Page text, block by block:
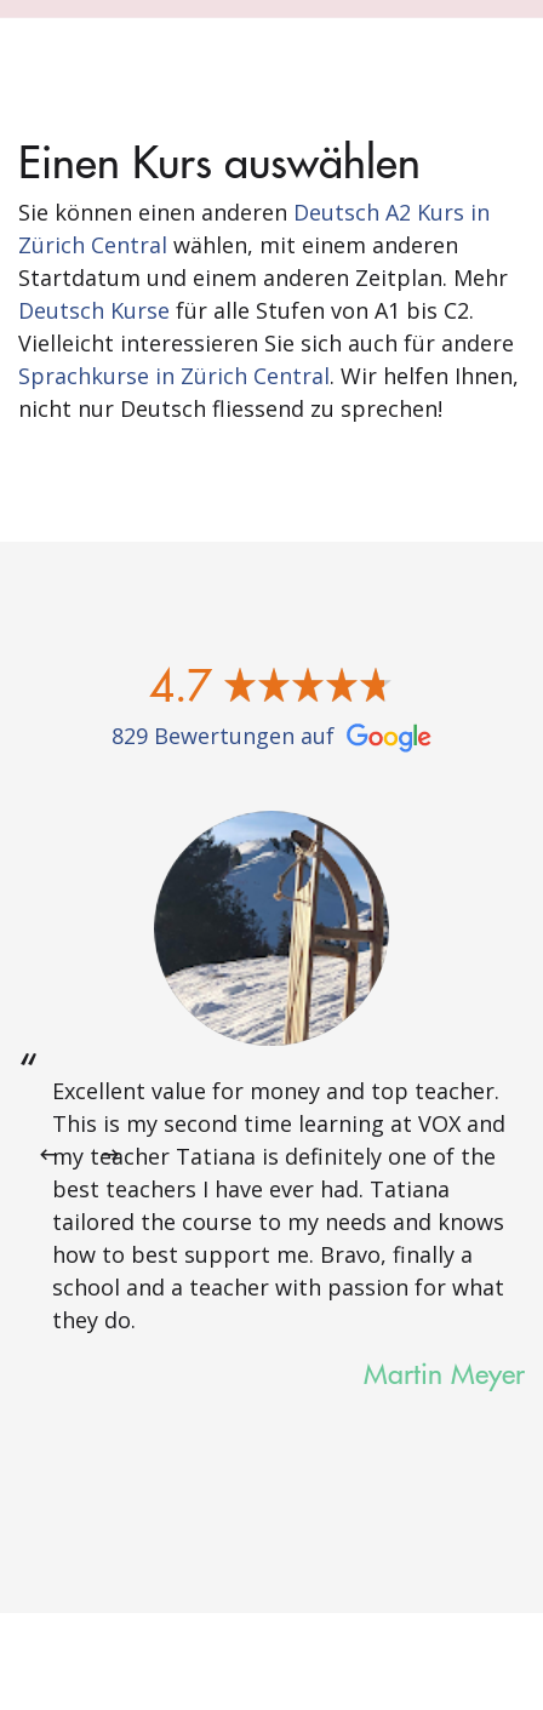
Einen Kurs auswählen
Sie können einen anderen Deutsch A2 Kurs in
Zürich Central wählen, mit einem anderen
Startdatum und einem anderen Zeitplan. Mehr
Deutsch Kurse für alle Stufen von A1 bis C2.
Vielleicht interessieren Sie sich auch für andere
Sprachkurse in Zürich Central. Wir helfen Ihnen,
nicht nur Deutsch fliessend zu sprechen!
4.7
829 Bewertungen auf
Excellent value for money and top teacher.
This is my second time learning at VOX and
my teacher Tatiana is definitely one of the
best teachers I have ever had. Tatiana
tailored the course to my needs and knows
how to best support me. Bravo, finally a
school and a teacher with passion for what
they do.
Martin Meyer